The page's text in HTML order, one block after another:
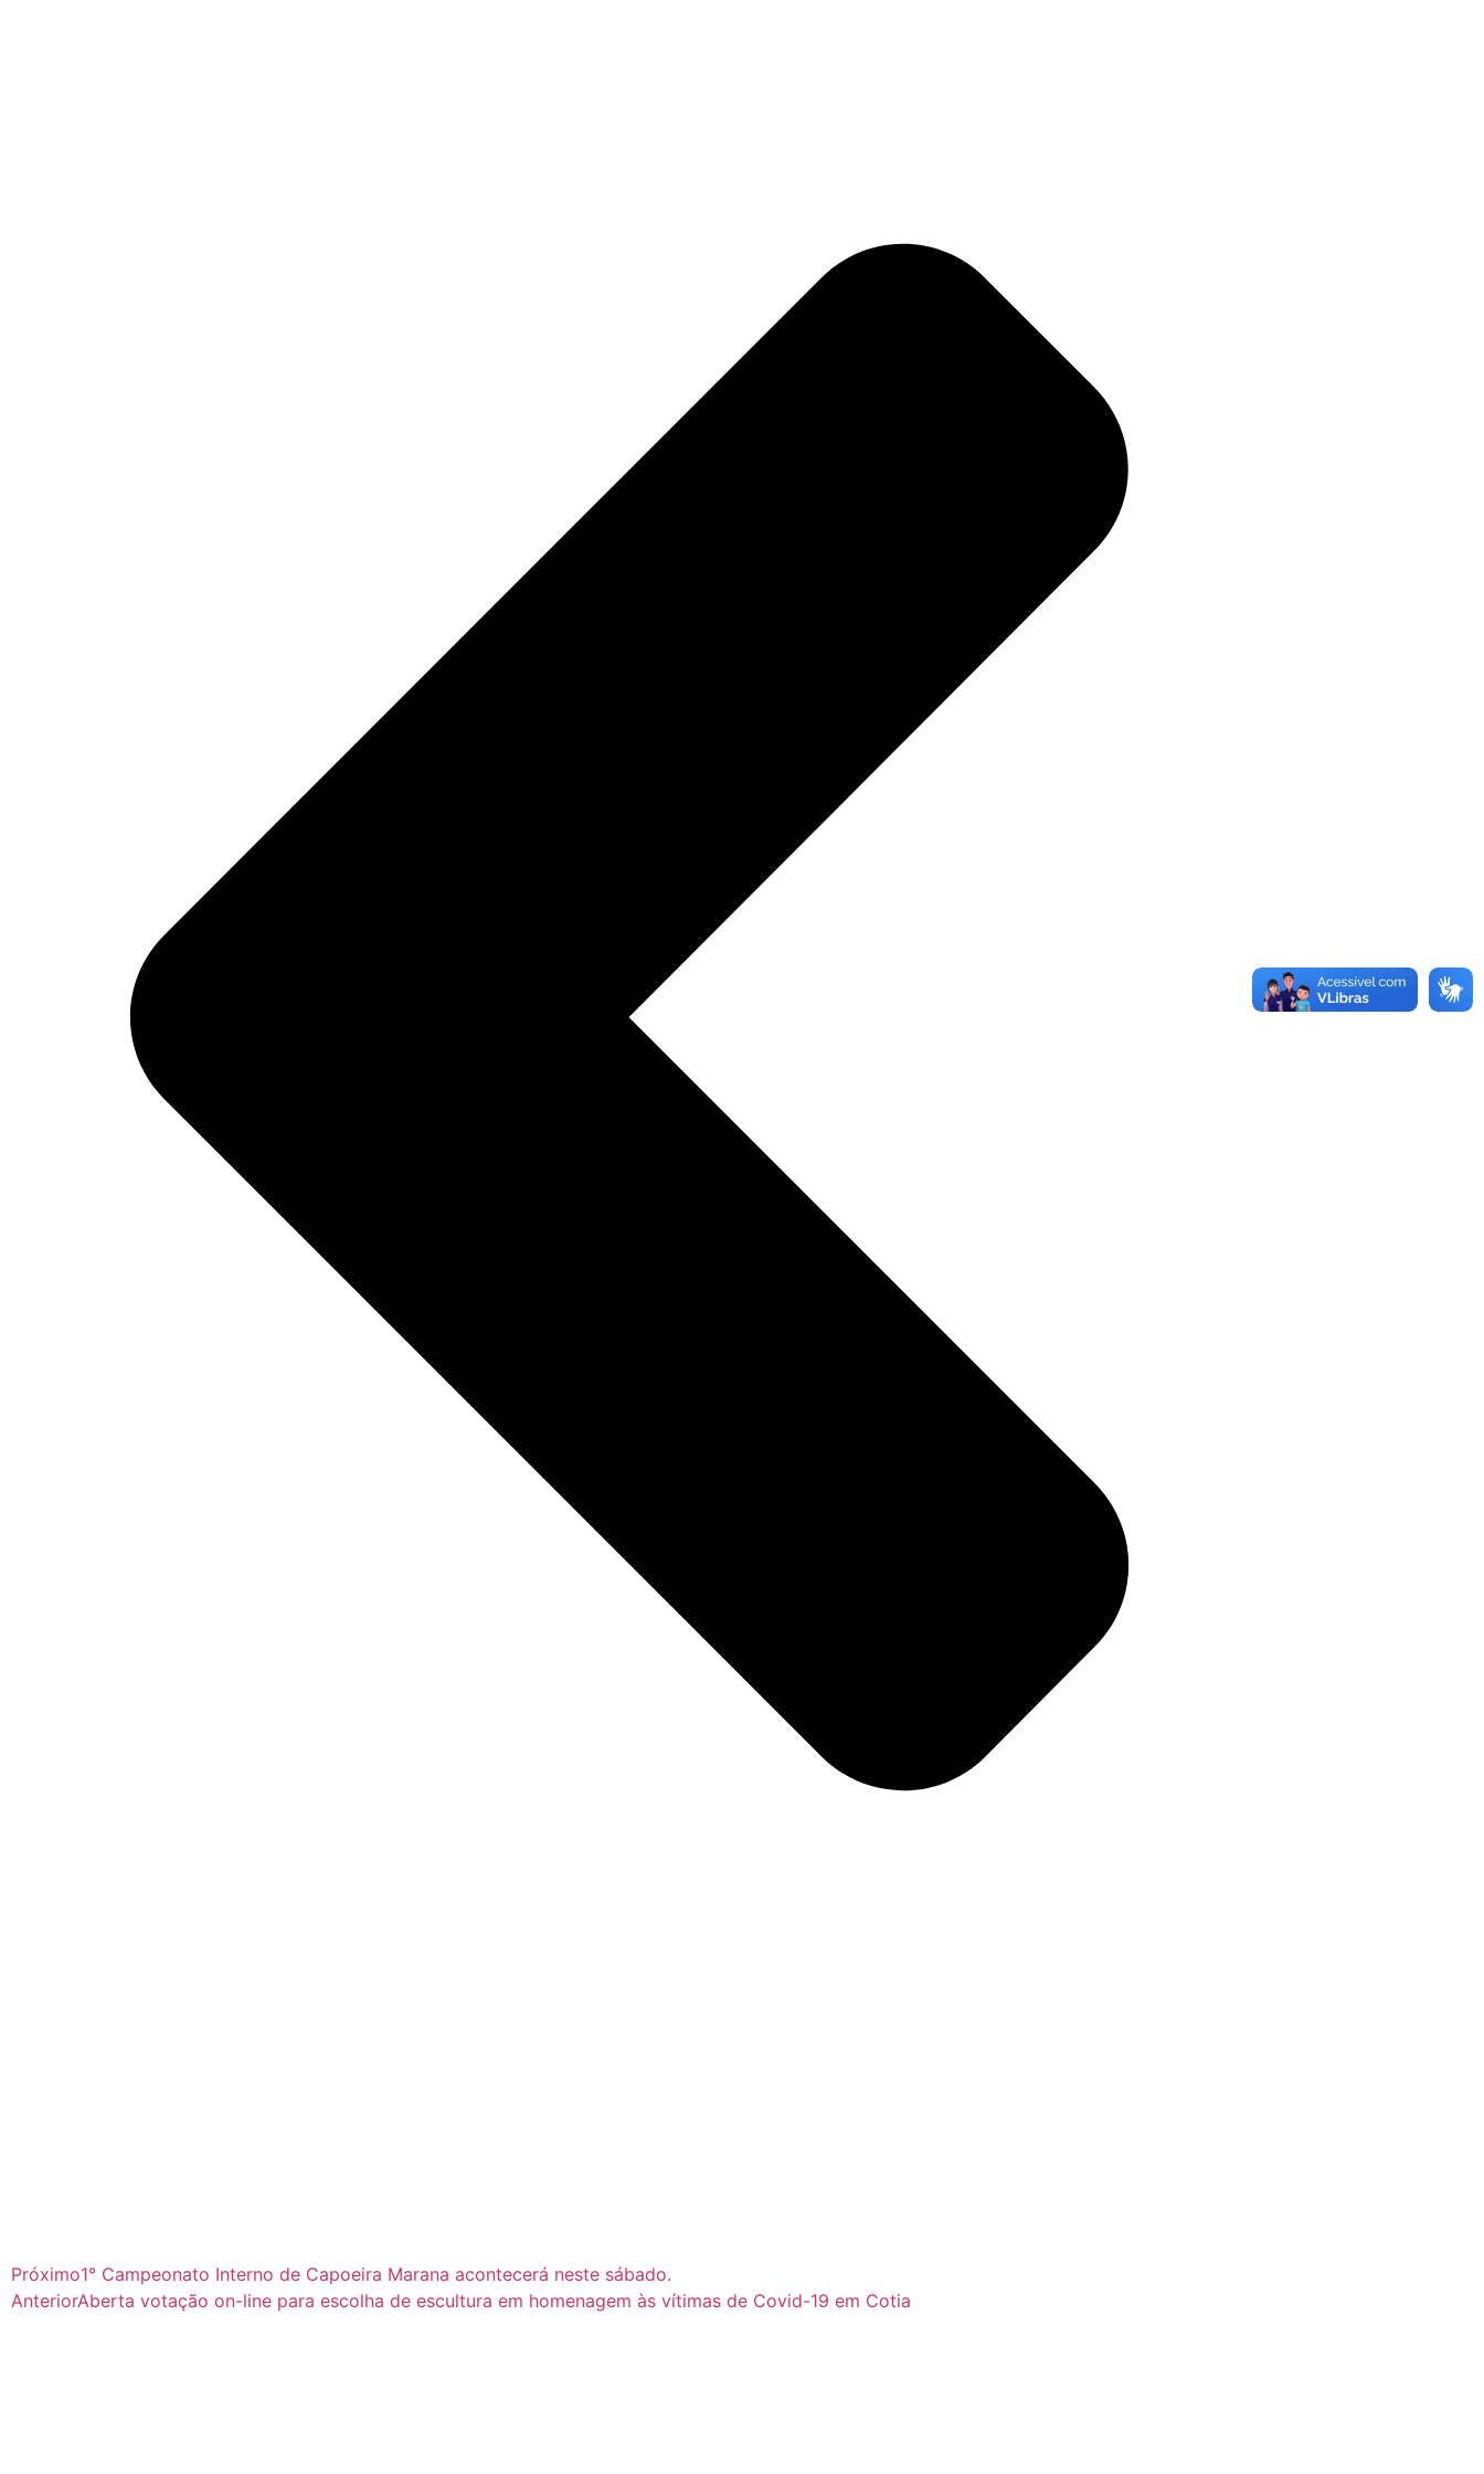
Próximo1° Campeonato Interno de Capoeira Marana acontecerá neste sábado.
AnteriorAberta votação on-line para escolha de escultura em homenagem às vítimas de Covid-19 em Cotia